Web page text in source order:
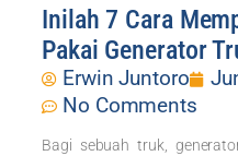
Inilah 7 Cara
Pakai Generator
Erwin Juntoro
No Comments
Bagi sebuah truk,